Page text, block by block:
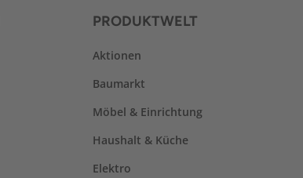
PRODUKTWELT
Aktionen
Baumarkt
Möbel & Einrichtung
Haushalt & Küche
Elektro